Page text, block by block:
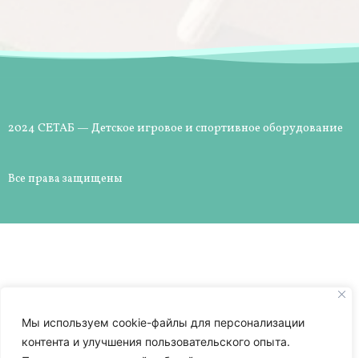
Мы используем cookie-файлы для персонализации
контента и улучшения пользовательского опыта.
2024 СЕТАБ — Детское игровое и спортивное оборудование
Все права защищены